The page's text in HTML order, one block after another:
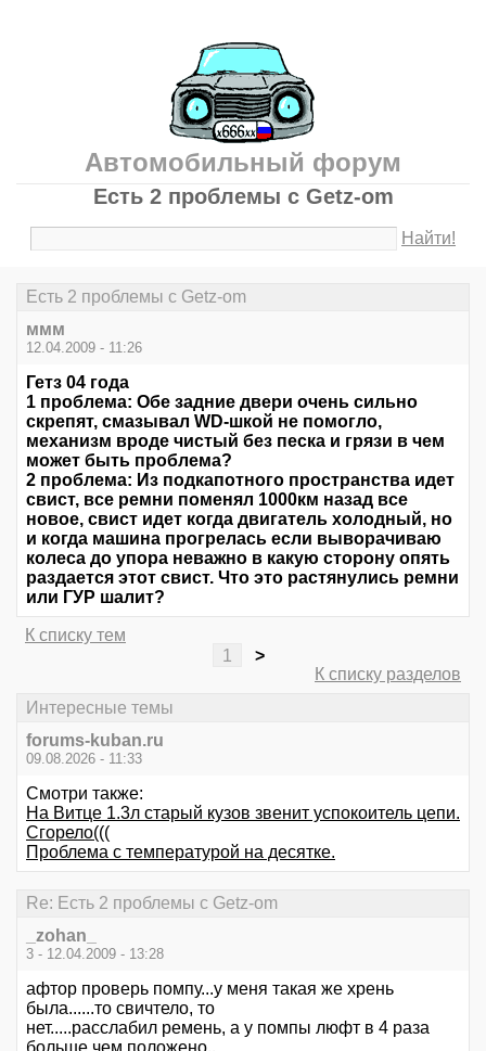
Автомобильный форум
Есть 2 проблемы с Getz-om
Найти!
Есть 2 проблемы с Getz-om
ммм
12.04.2009 - 11:26
Гетз 04 года
1 проблема: Обе задние двери очень сильно
скрепят, смазывал WD-шкой не помогло,
механизм вроде чистый без песка и грязи в чем
может быть проблема?
2 проблема: Из подкапотного пространства идет
свист, все ремни поменял 1000км назад все
новое, свист идет когда двигатель холодный, но
и когда машина прогрелась если выворачиваю
колеса до упора неважно в какую сторону опять
раздается этот свист. Что это растянулись ремни
или ГУР шалит?
К списку тем
1
>
К списку разделов
Интересные темы
forums-kuban.ru
09.08.2026 - 11:33
Смотри также:
На Витце 1.3л старый кузов звенит успокоитель цепи.
Сгорело(((
Проблема с температурой на десятке.
Re: Есть 2 проблемы с Getz-om
_zohan_
3 - 12.04.2009 - 13:28
афтор проверь помпу...у меня такая же хрень
была......то свичтело, то
нет.....расслабил ремень, а у помпы люфт в 4 раза